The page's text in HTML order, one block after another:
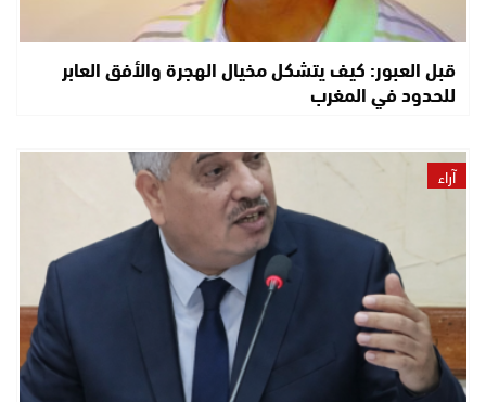
قبل العبور: كيف يتشكل مخيال الهجرة والأفق العابر
للحدود في المغرب
آراء